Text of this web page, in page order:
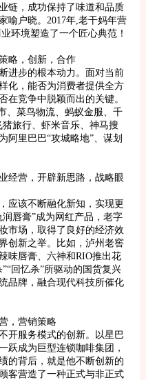
链，成功保持了味道和品质
喻户晓。2017年,老干妈年营
环境塑造了一个匠心典范！
略，创新，合作
步的根本动力。面对当前
化，能否为消费者提供全方
在竞争中脱颖而出的关键。
、菜鸟物流、蚂蚁金服、千
旅行、虾米音乐、神马搜
阿里巴巴“攻城略地”、谋划
营，开辟新思路，战略眼
该不断融化新知，实现更
唇膏”成为网红产品，老字
市场，取得了良好的经济效
创新之举。比如，泸州老窖
味唇膏、六神和RIO推出花
回忆杀”所驱动的国货复兴
品牌，融合现代科技所催化
，营销策略
服务模式的创新。以星巴
跃成为巨型连锁咖啡集团，
的背后，就是他不断创新的
客营造了一种正式与非正式